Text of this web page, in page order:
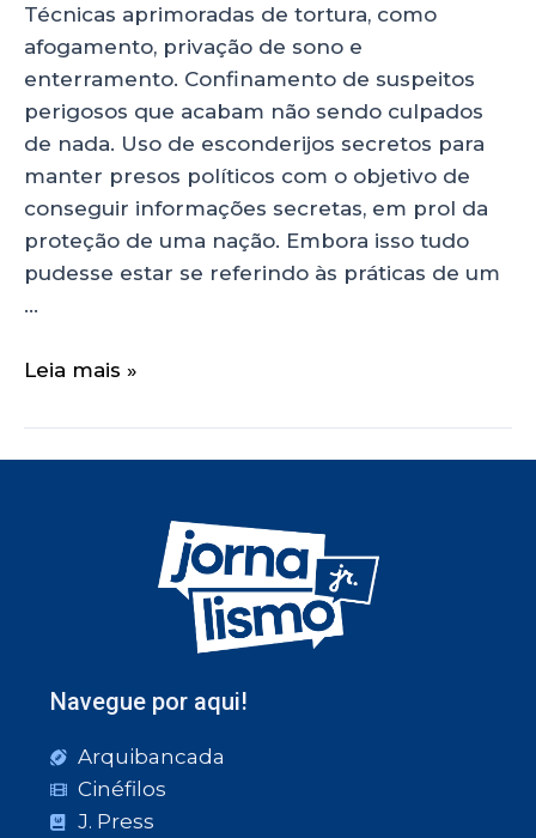
Técnicas aprimoradas de tortura, como
afogamento, privação de sono e
enterramento. Confinamento de suspeitos
perigosos que acabam não sendo culpados
de nada. Uso de esconderijos secretos para
manter presos políticos com o objetivo de
conseguir informações secretas, em prol da
proteção de uma nação. Embora isso tudo
pudesse estar se referindo às práticas de um
…
Leia mais »
Navegue por aqui!
Arquibancada
Cinéfilos
J. Press